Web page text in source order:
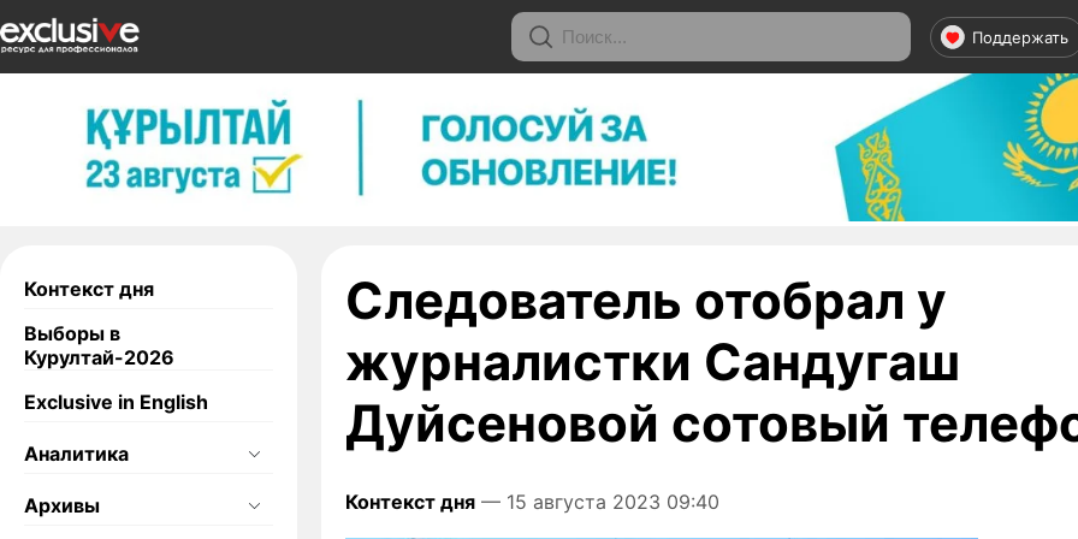
Поддержать
Контекст дня
Выборы в
Курултай-2026
Exclusive in English
Аналитика
Архивы
Следователь отобрал у
журналистки Сандугаш
Дуйсеновой сотовый
Контекст дня — 15 августа 2023 09:40